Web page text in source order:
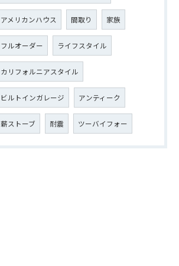
アメリカンハウス 間取り 家族
フルオーダー ライフスタイル
カリフォルニアスタイル
ビルトインガレージ アンティーク
薪ストーブ 耐震 ツーバイフォー